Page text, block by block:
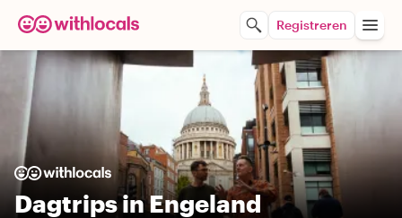
Registreren
Dagtrips in Engeland